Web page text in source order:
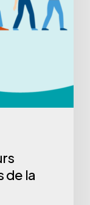
de la